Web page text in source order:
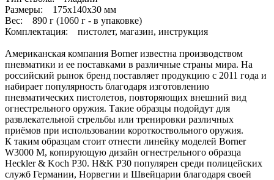
Размеры: 175х140х30 мм
Вес: 890 г (1060 г - в упаковке)
Комплектация: пистолет, магазин, инструкция
Американская компания Borner известна производством
пневматики и ее поставками в различные страны мира. На
российский рынок бренд поставляет продукцию с 2011 года и
набирает популярность благодаря изготовлению
пневматических пистолетов, повторяющих внешний вид
огнестрельного оружия. Такие образцы подойдут для
развлекательной стрельбы или тренировки различных
приёмов при использовании короткоствольного оружия.
К таким образцам стоит отнести линейку моделей Borner
W3000 M, копирующую дизайн огнестрельного образца
Heckler & Koch P30. H&K P30 популярен среди полицейских
служб Германии, Норвегии и Швейцарии благодаря своей